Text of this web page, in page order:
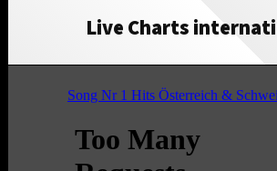
Live Charts